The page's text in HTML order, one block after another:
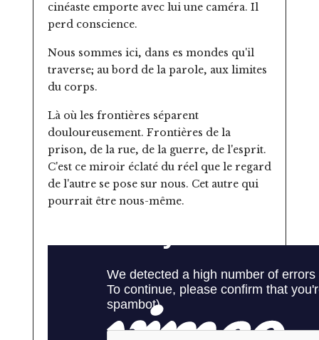
cinéaste emporte avec lui une caméra. Il
perd conscience.
Nous sommes ici, dans es mondes qu'il
traverse; au bord de la parole, aux limites
du corps.
Là où les frontières séparent
douloureusement. Frontières de la
prison, de la rue, de la guerre, de l'esprit.
C'est ce miroir éclaté du réel que le regard
de l'autre se pose sur nous. Cet autre qui
pourrait être nous-même.